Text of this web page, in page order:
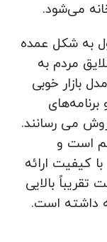
می‌شود.
به شکل عمده
مردم به
بازار خوبی
می رسانند.
است و
کیفیت ارائه
بالایی
داشته است.